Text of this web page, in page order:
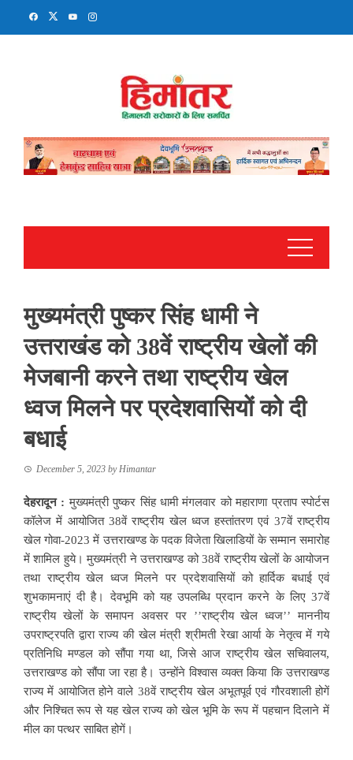
मुख्यमंत्री पुष्कर सिंह धामी ने
उत्तराखंड को 38वें राष्ट्रीय खेलों की
मेजबानी करने तथा राष्ट्रीय खेल
ध्वज मिलने पर प्रदेशवासियों को दी
बधाई
December 5, 2023 byHimantar
देहरादून : मुख्यमंत्री पुष्कर सिंह धामी मंगलवार को महाराणा प्रताप स्पोर्टस
कॉलेज में आयोजित 38वें राष्ट्रीय खेल ध्वज हस्तांतरण एवं 37वें राष्ट्रीय
खेल गोवा-2023 में उत्तराखण्ड के पदक विजेता खिलाडियों के सम्मान समारोह
में शामिल हुये। मुख्यमंत्री ने उत्तराखण्ड को 38वें राष्ट्रीय खेलों के आयोजन
तथा राष्ट्रीय खेल ध्वज मिलने पर प्रदेशवासियों को हार्दिक बधाई एवं
शुभकामनाएं दी है। देवभूमि को यह उपलब्धि प्रदान करने के लिए 37वें
राष्ट्रीय खेलों के समापन अवसर पर ’’राष्ट्रीय खेल ध्वज’’ माननीय
उपराष्ट्रपति द्वारा राज्य की खेल मंत्री श्रीमती रेखा आर्या के नेतृत्व में गये
प्रतिनिधि मण्डल को सौंपा गया था, जिसे आज राष्ट्रीय खेल सचिवालय,
उत्तराखण्ड को सौंपा जा रहा है। उन्होंने विश्वास व्यक्त किया कि उत्तराखण्ड
राज्य में आयोजित होने वाले 38वें राष्ट्रीय खेल अभूतपूर्व एवं गौरवशाली होगें
और निश्चित रूप से यह खेल राज्य को खेल भूमि के रूप में पहचान दिलाने में
मील का पत्थर साबित होगें।